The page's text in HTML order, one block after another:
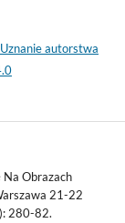
autorstwa
Na Obrazach
21-22
280-82.